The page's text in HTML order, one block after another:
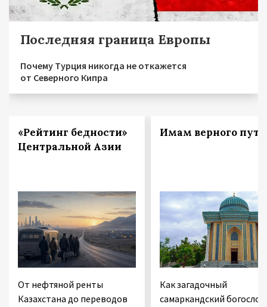
Последняя граница Европы
Почему Турция никогда не откажется
от Северного Кипра
«Рейтинг бедности»
Центральной Азии
От нефтяной ренты
Казахстана до переводов
Имам верного пути
Как загадочный
самаркандский богослов